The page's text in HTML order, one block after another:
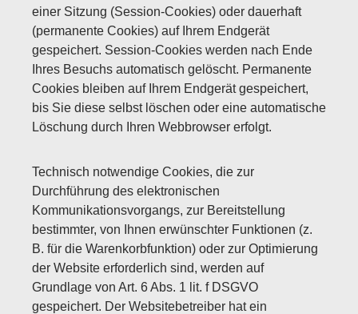
einer Sitzung (Session-Cookies) oder dauerhaft
(permanente Cookies) auf Ihrem Endgerät
gespeichert. Session-Cookies werden nach Ende
Ihres Besuchs automatisch gelöscht. Permanente
Cookies bleiben auf Ihrem Endgerät gespeichert,
bis Sie diese selbst löschen oder eine automatische
Löschung durch Ihren Webbrowser erfolgt.
Technisch notwendige Cookies, die zur
Durchführung des elektronischen
Kommunikationsvorgangs, zur Bereitstellung
bestimmter, von Ihnen erwünschter Funktionen (z.
B. für die Warenkorbfunktion) oder zur Optimierung
der Website erforderlich sind, werden auf
Grundlage von Art. 6 Abs. 1 lit. f DSGVO
gespeichert. Der Websitebetreiber hat ein